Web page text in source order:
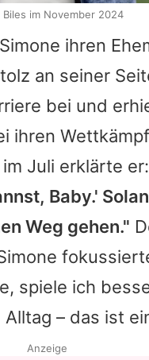
Simone ihren
an seiner
bei und
ihren
Juli erklärte er:
Baby.'
Weg gehen."
spiele ich
– das ist
Biles im November 2024
Anzeige